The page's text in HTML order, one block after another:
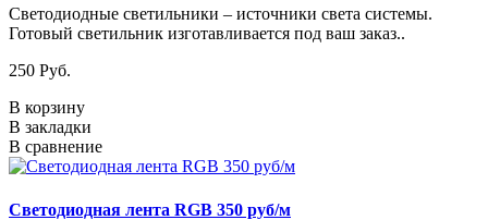
Светодиодные светильники – источники света системы.
Готовый светильник изготавливается под ваш заказ..
250 Pуб.
В корзину
В закладки
В сравнение
Светодиодная лента RGB 350 руб/м